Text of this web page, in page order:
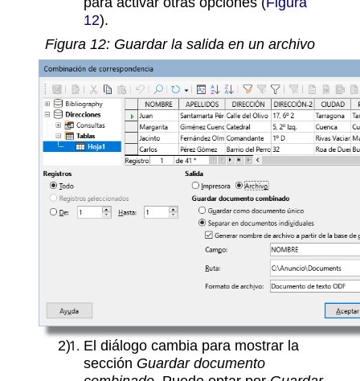
12).
Figura 12: Guardar la salida en un archivo
El diálogo cambia para mostrar la
sección Guardar documento